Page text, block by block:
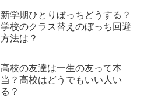
新学期ひとりぼっちどうする？
学校のクラス替えのぼっち回避
方法は？
高校の友達は一生の友って本
当？高校はどうでもいい人い
る？